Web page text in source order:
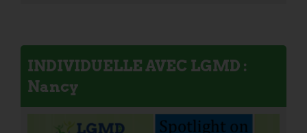
INDIVIDUELLE AVEC LGMD :
Nancy